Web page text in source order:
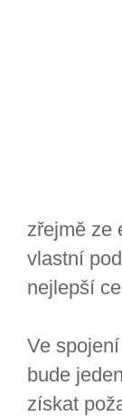
zřejmě ze
vlastní
nejlepší
Ve
bude
získat